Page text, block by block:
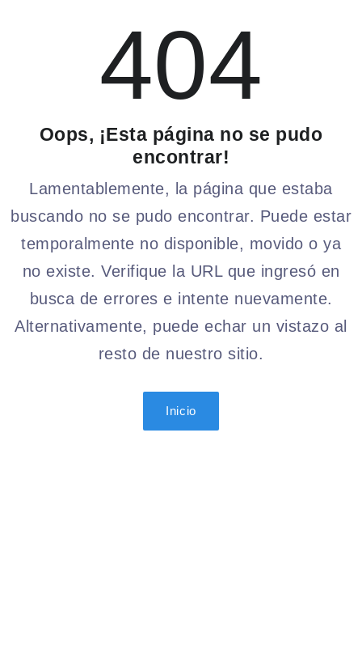
404
Oops, ¡Esta página no se pudo
encontrar!
Lamentablemente, la página que estaba
buscando no se pudo encontrar. Puede estar
temporalmente no disponible, movido o ya
no existe. Verifique la URL que ingresó en
busca de errores e intente nuevamente.
Alternativamente, puede echar un vistazo al
resto de nuestro sitio.
Inicio